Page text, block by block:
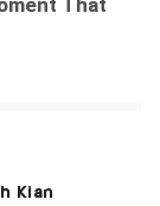
Kian